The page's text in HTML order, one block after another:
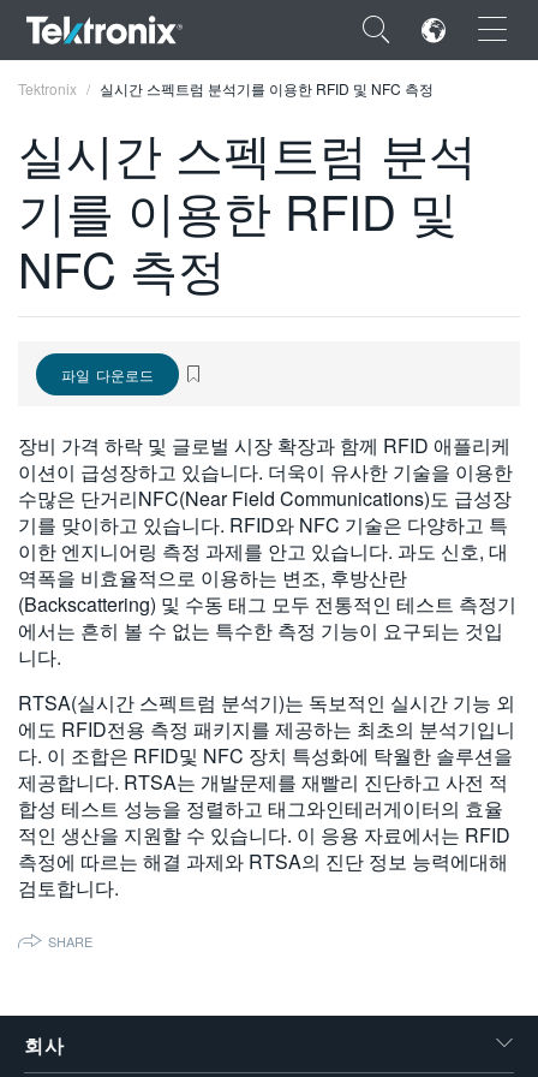
×
ENGLISH
FRANÇAIS
VIỆT NAM
日本語
한국어
繁體中文
Tektronix 실시간 스펙트럼 분석기를 이용한 RFID 및 NFC 측정
실시간 스펙트럼 분석
기를 이용한 RFID 및
NFC 측정
파일 다운로드
장비 가격 하락 및 글로벌 시장 확장과 함께 RFID 애플리케
이션이 급성장하고 있습니다. 더욱이 유사한 기술을 이용한
수많은 단거리NFC(Near Field Communications)도 급성장
기를 맞이하고 있습니다. RFID와 NFC 기술은 다양하고 특
이한 엔지니어링 측정 과제를 안고 있습니다. 과도 신호, 대
역폭을 비효율적으로 이용하는 변조, 후방산란
(Backscattering) 및 수동 태그 모두 전통적인 테스트 측정기
에서는 흔히 볼 수 없는 특수한 측정 기능이 요구되는 것입
니다.
RTSA(실시간 스펙트럼 분석기)는 독보적인 실시간 기능 외
에도 RFID전용 측정 패키지를 제공하는 최초의 분석기입니
다. 이 조합은 RFID및 NFC 장치 특성화에 탁월한 솔루션을
제공합니다. RTSA는 개발문제를 재빨리 진단하고 사전 적
합성 테스트 성능을 정렬하고 태그와인테러게이터의 효율
적인 생산을 지원할 수 있습니다. 이 응용 자료에서는 RFID
측정에 따르는 해결 과제와 RTSA의 진단 정보 능력에대해
검토합니다.
SHARE
회사